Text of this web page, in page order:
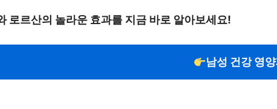
로르산의 놀라운 효과를 지금 바로 알아보세요!
남성 건강 영